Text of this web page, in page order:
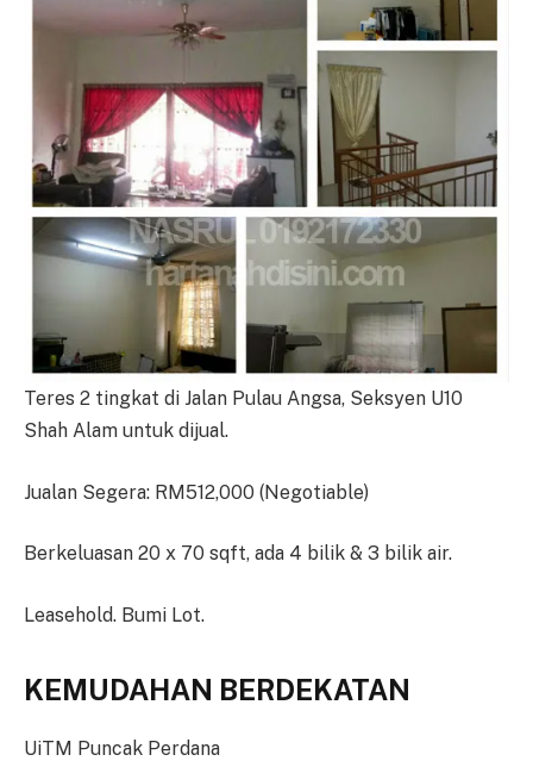
Teres 2 tingkat di Jalan Pulau Angsa, Seksyen U10
Shah Alam untuk dijual.
Jualan Segera: RM512,000 (Negotiable)
Berkeluasan 20 x 70 sqft, ada 4 bilik & 3 bilik air.
Leasehold. Bumi Lot.
KEMUDAHAN BERDEKATAN
UiTM Puncak Perdana